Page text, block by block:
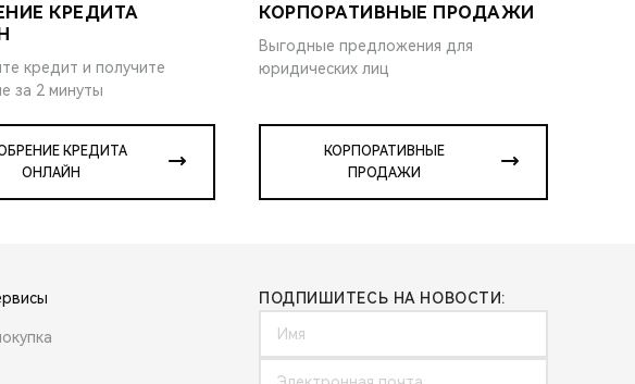
КРЕДИТА
кредит и получите
за 2 минуты
КРЕДИТА
ОНЛАЙН
КОРПОРАТИВНЫЕ ПРОДАЖИ
Выгодные предложения для
юридических лиц
КОРПОРАТИВНЫЕ
ПРОДАЖИ
ПОДПИШИТЕСЬ НА НОВОСТИ: